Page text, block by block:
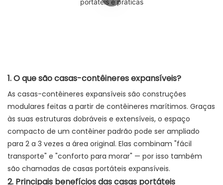
1. O que são casas-contêineres expansíveis?
As casas-contêineres expansíveis são construções
modulares feitas a partir de contêineres marítimos. Graças
às suas estruturas dobráveis ​​e extensíveis, o espaço
compacto de um contêiner padrão pode ser ampliado
para 2 a 3 vezes a área original. Elas combinam "fácil
transporte" e "conforto para morar" — por isso também
são chamadas de casas portáteis expansíveis.
2. Principais benefícios das casas portáteis